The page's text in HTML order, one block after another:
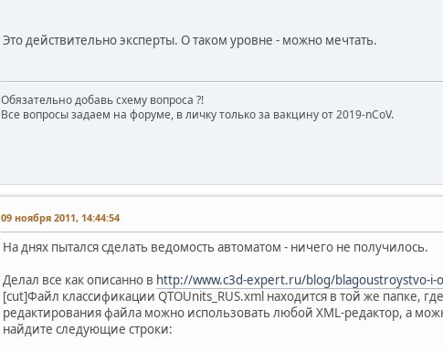
Это действительно эксперты. О таком уровне - можно мечтать.
Обязательно добавь схему вопроса ?!
Все вопросы задаем на форуме, в личку только за вакцину от 2019-nCoV.
09 ноября 2011, 14:44:54
На днях пытался сделать ведомость автоматом - ничего не получилось.
Делал все как описанно в http://www.c3d-expert.ru/blog/blagoustroystvo-i-
[cut]Файл классификации QTOUnits_RUS.xml находится в той же папке,
редактирования файла можно использовать любой XML-редактор, а
найдите следующие строки: